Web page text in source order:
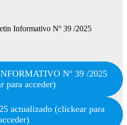
Informativo Nº 39 /2025
Nº 39 /2025
para acceder)
actualizado (clickear para